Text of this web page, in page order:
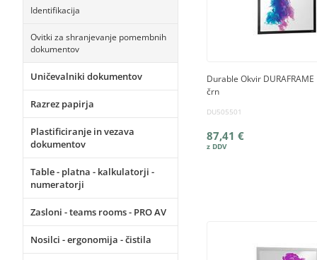
Identifikacija
Ovitki za shranjevanje pomembnih
dokumentov
Uničevalniki dokumentov
Razrez papirja
Plastificiranje in vezava
dokumentov
Table - platna - kalkulatorji -
numeratorji
Zasloni - teams rooms - PRO AV
Nosilci - ergonomija - čistila
Durable Okvir DURAFRAME
črn
DU505501
87,41 €